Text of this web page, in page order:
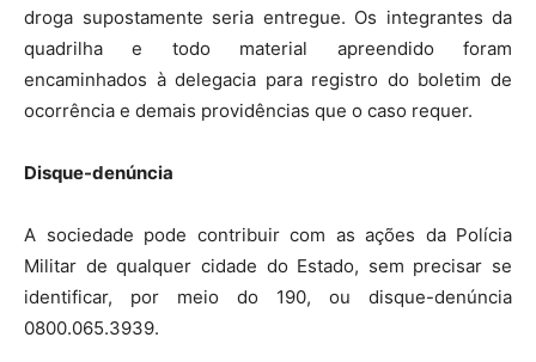
droga supostamente seria entregue. Os integrantes da
quadrilha e todo material apreendido foram
encaminhados à delegacia para registro do boletim de
ocorrência e demais providências que o caso requer.
Disque-denúncia
A sociedade pode contribuir com as ações da Polícia
Militar de qualquer cidade do Estado, sem precisar se
identificar, por meio do 190, ou disque-denúncia
0800.065.3939.